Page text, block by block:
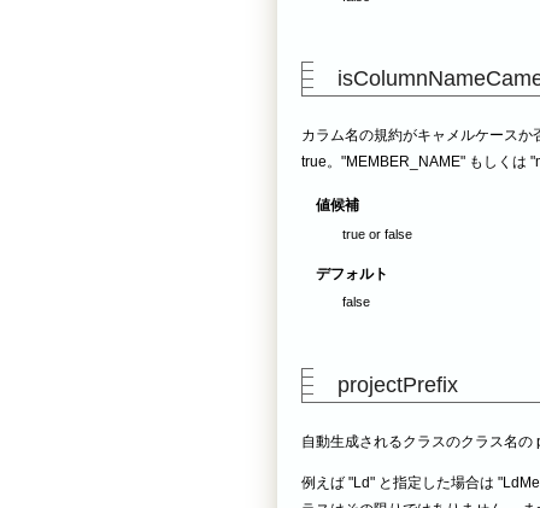
カラム名の規約がキャメルケース
true。"MEMBER_NAME" もしくは
値候補
true or false
デフォルト
false
projectPrefix
自動生成されるクラスのクラス名の
例えば "Ld" と指定した場合は